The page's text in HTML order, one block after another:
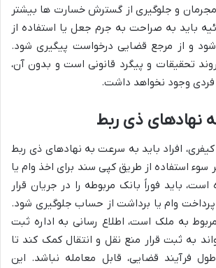
و جلوگیری از گسترش خسارت ها بیشتر
باید به صراحت به جرم جعل یا استفاده از
و از مرجع قضایی درخواست پیگیری شود.
تحقیقات و پیگرد قانونی است و بدون آن،
فردی وجود نخواهد داشت.
نهادهای ذی ربط
افراد باید به سرعت به نهادهای ذی ربط
سوء استفاده از طریق کپی سند برای اخذ وام یا
باید فوراً بانک مربوطه را در جریان قرار
پرداخت وام یا برداشت از حساب جلوگیری شود.
به ملک است، اطلاع رسانی به اداره ثبت
به ثبت قرار منع نقل و انتقال کمک کند تا
فرآیند قضایی، قابل معامله نباشد. این